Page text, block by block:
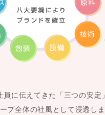
員に伝えてきた「三つの安定
プ全体の社風として浸透しま